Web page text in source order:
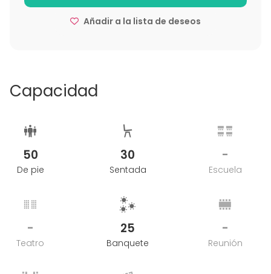
Añadir a la lista de deseos
Capacidad
50
De pie
30
Sentada
-
Escuela
-
Teatro
25
Banquete
-
Reunión